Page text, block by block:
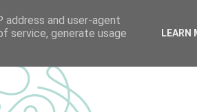
and user-agent
service, generate usage
LEARN